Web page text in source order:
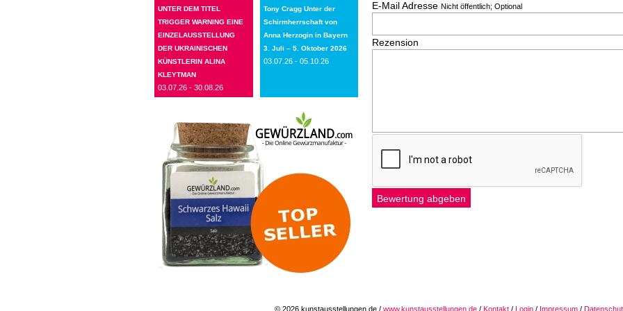
UNTER DEM TITEL
TRIGGER WARNING EINE
EINZELAUSSTELLUNG
DER UKRAINISCHEN
KÜNSTLERIN ALINA
KLEYTMAN
03.07.26 - 30.08.26
Tony Cragg Unter der
Schirmherrschaft von
Anna Herzogin in Bayern
3. Juli – 5. Oktober 2026
03.07.26 - 05.10.26
E-Mail AdresseNicht öffentlich; Optional
Rezension
© 2026 kunstausstellungen.de / www.kunstausstellungen.de/ Kontakt/ Login/ Impressum/